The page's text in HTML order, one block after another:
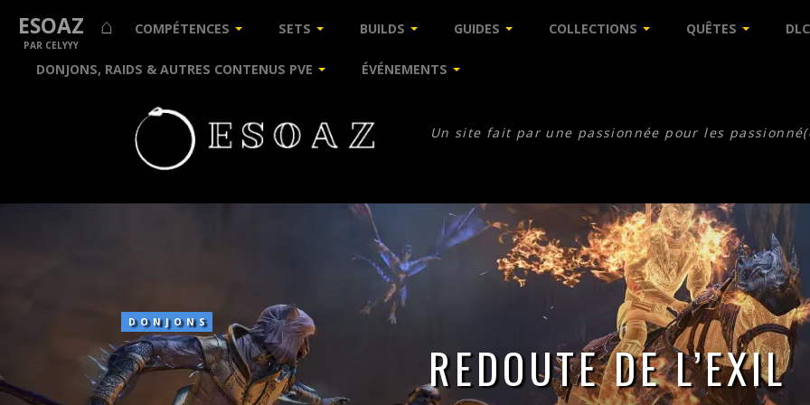
Un site fait par une passionnée pour les
ESOAZ ⌂
PAR CELYYY
COMPÉTENCES SETS BUILDS GUIDES COLLECTIONS QUÊTES
DONJONS, RAIDS & AUTRES CONTENUS PVE ÉVÉNEMENTS
DONJONS
REDOUTE DE L’EXIL